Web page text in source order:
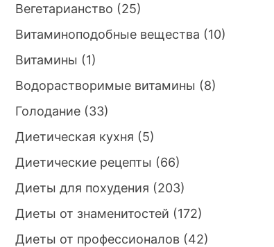
Вегетарианство (25)
Витаминоподобные вещества (10)
Витамины (1)
Водорастворимые витамины (8)
Голодание(33)
Диетическая кухня (5)
Диетические рецепты (66)
Диеты для похудения (203)
Диеты от знаменитостей (172)
Диеты от профессионалов(42)